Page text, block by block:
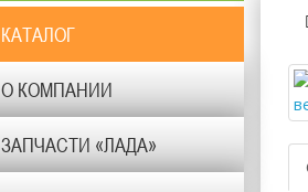
КАТАЛОГ
О КОМПАНИИ
ЗАПЧАСТИ «ЛАДА»